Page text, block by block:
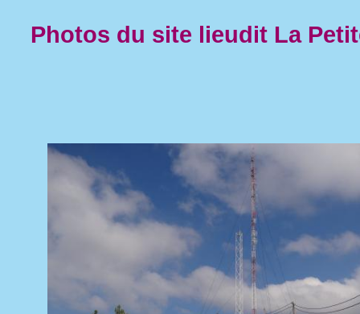
Photos du site lieudit La